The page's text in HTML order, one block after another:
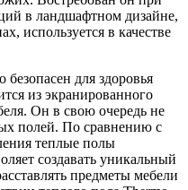
в ландшафтном дизайне,
используется в качестве
для здоровья
из экранированного
Он в свою очередь не
полей. По сравнению с
теплые полы
создавать уникальный
предметы мебели